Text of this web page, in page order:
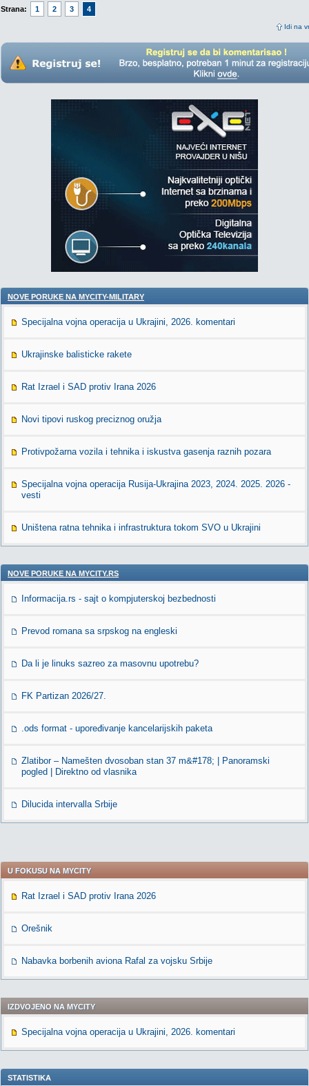
Strana: 1 2 3 4
Idi na
NOVE PORUKE NA MYCITY-MILITARY
Specijalna vojna operacija u Ukrajini, 2026. komentari
Ukrajinske balisticke rakete
Rat Izrael i SAD protiv Irana 2026
Novi tipovi ruskog preciznog oružja
Protivpožarna vozila i tehnika i iskustva gasenja raznih pozara
Specijalna vojna operacija Rusija-Ukrajina 2023, 2024. 2025. 2026 -
vesti
Uništena ratna tehnika i infrastruktura tokom SVO u Ukrajini
NOVE PORUKE NA MYCITY.RS
Informacija.rs - sajt o kompjuterskoj bezbednosti
Prevod romana sa srpskog na engleski
Da li je linuks sazreo za masovnu upotrebu?
FK Partizan 2026/27.
.ods format - upoređivanje kancelarijskih paketa
Zlatibor – Namešten dvosoban stan 37 m&#178; | Panoramski
pogled | Direktno od vlasnika
Dilucida intervalla Srbije
U FOKUSU NA MYCITY
Rat Izrael i SAD protiv Irana 2026
Orešnik
Nabavka borbenih aviona Rafal za vojsku Srbije
IZDVOJENO NA MYCITY
Specijalna vojna operacija u Ukrajini, 2026. komentari
STATISTIKA